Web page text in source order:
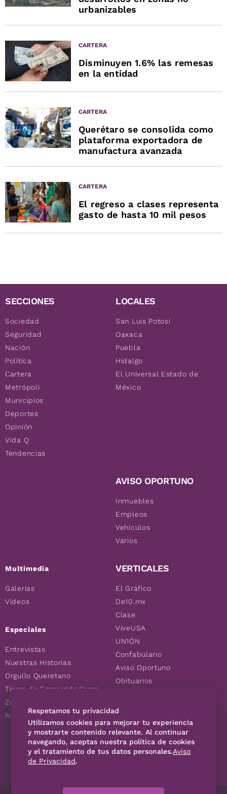
urbanizables
CARTERA
Disminuyen 1.6% las remesas
en la entidad
CARTERA
Querétaro se consolida como
plataforma exportadora de
manufactura avanzada
CARTERA
El regreso a clases representa
gasto de hasta 10 mil pesos
SECCIONES
Sociedad
Seguridad
Nación
Política
Cartera
Metrópoli
Municipios
Deportes
Opinión
Vida Q
Tendencias
Multimedia
Galerías
Videos
Especiales
Entrevistas
Nuestras Historias
Orgullo Queretano
Tierra de Emprendedores
Zoociales
Nuevos Queretanos
LOCALES
San Luis Potosí
Oaxaca
Puebla
Hidalgo
El Universal Estado de
México
AVISO OPORTUNO
Inmuebles
Empleos
Vehículos
Varios
VERTICALES
El Gráfico
De10.mx
Clase
ViveUSA
UN1ÓN
Confabulario
Aviso Oportuno
Obituarios
Consultas
SÍGUENOS
Respetamos tu privacidad
Utilizamos cookies para mejorar tu experiencia
y mostrarte contenido relevante. Al continuar
navegando, aceptas nuestra política de cookies
y el tratamiento de tus datos personales.Aviso
de Privacidad.